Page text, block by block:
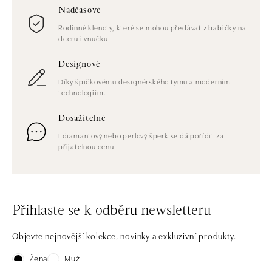
Nadčasové
Rodinné klenoty, které se mohou předávat z babičky na
dceru i vnučku.
Designové
Díky špičkovému designérského týmu a moderním
technologiím.
Dosažitelné
I diamantový nebo perlový šperk se dá pořídit za
přijatelnou cenu.
Přihlaste se k odběru newsletteru
Objevte nejnovější kolekce, novinky a exkluzivní produkty.
Žena
Muž